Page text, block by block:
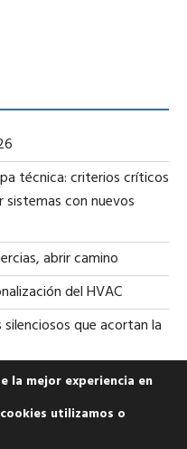
técnica: criterios críticos
sistemas con nuevos
abrir camino
del HVAC
que acortan la
la mejor experiencia en
utilizamos o